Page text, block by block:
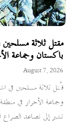
مقتل ثلاثة
باكستان وجماعة
August 7, 2026
قُتل ثلاثة مسلحين في
وجماعة الأحرار في
تشير إلى تصاعد الصراع